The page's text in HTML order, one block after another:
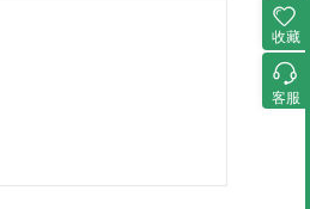
收藏
客服